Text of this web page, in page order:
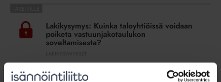
tapana
itse?
Kuinka
taloyhtiöissä
vastuunjakotaulukon
soveltamisesta?
Lakikysymys: Kuinka taloyhtiöissä voidaan
poiketa vastuunjakotaulukon
soveltamisesta?
voidaan poiketa kirjaamalla poikkeus yhtiöjärjestykseen.